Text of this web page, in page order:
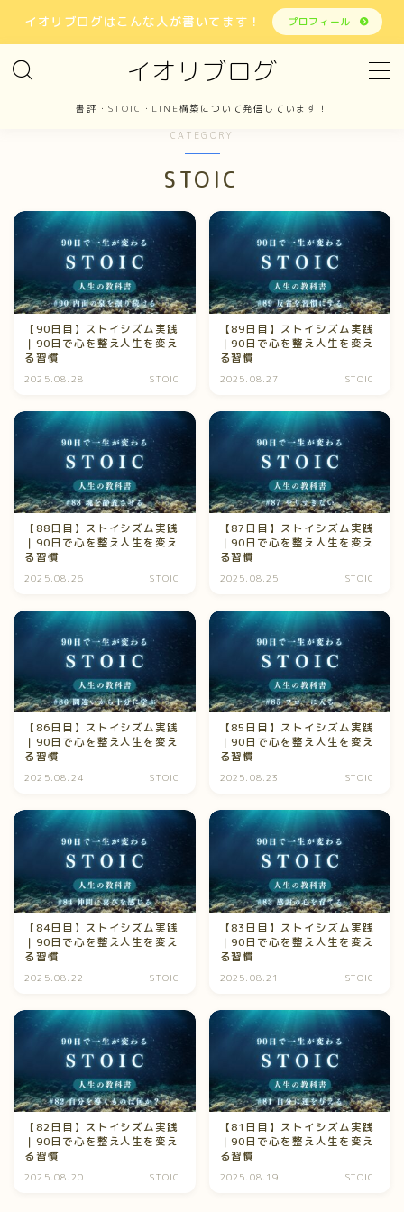
イオリブログはこんな人が書いてます！ プロフィール
イオリブログ
書評・STOIC・LINE構築について発信しています！
MENU
STOIC
LINE構築
報告
お問い合わせ
プライバシーポリシー
CATEGORY
STOIC
【90日目】ストイシズム実践
｜90日で心を整え人生を変え
る習慣
2025.08.28 STOIC
【89日目】ストイシズム実践
｜90日で心を整え人生を変え
る習慣
2025.08.27 STOIC
【88日目】ストイシズム実践
｜90日で心を整え人生を変え
る習慣
2025.08.26 STOIC
【87日目】ストイシズム実践
｜90日で心を整え人生を変え
る習慣
2025.08.25 STOIC
【86日目】ストイシズム実践
｜90日で心を整え人生を変え
る習慣
2025.08.24 STOIC
【85日目】ストイシズム実践
｜90日で心を整え人生を変え
る習慣
2025.08.23 STOIC
【84日目】ストイシズム実践
｜90日で心を整え人生を変え
る習慣
2025.08.22 STOIC
【83日目】ストイシズム実践
｜90日で心を整え人生を変え
る習慣
2025.08.21 STOIC
【82日目】ストイシズム実践
｜90日で心を整え人生を変え
る習慣
2025.08.20 STOIC
【81日目】ストイシズム実践
｜90日で心を整え人生を変え
る習慣
2025.08.19 STOIC